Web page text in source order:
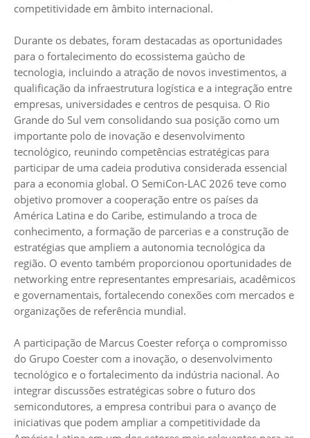
competitividade em âmbito internacional.
Durante os debates, foram destacadas as oportunidades
para o fortalecimento do ecossistema gaúcho de
tecnologia, incluindo a atração de novos investimentos, a
qualificação da infraestrutura logística e a integração entre
empresas, universidades e centros de pesquisa. O Rio
Grande do Sul vem consolidando sua posição como um
importante polo de inovação e desenvolvimento
tecnológico, reunindo competências estratégicas para
participar de uma cadeia produtiva considerada essencial
para a economia global. O SemiCon-LAC 2026 teve como
objetivo promover a cooperação entre os países da
América Latina e do Caribe, estimulando a troca de
conhecimento, a formação de parcerias e a construção de
estratégias que ampliem a autonomia tecnológica da
região. O evento também proporcionou oportunidades de
networking entre representantes empresariais, acadêmicos
e governamentais, fortalecendo conexões com mercados e
organizações de referência mundial.
A participação de Marcus Coester reforça o compromisso
do Grupo Coester com a inovação, o desenvolvimento
tecnológico e o fortalecimento da indústria nacional. Ao
integrar discussões estratégicas sobre o futuro dos
semicondutores, a empresa contribui para o avanço de
iniciativas que podem ampliar a competitividade da